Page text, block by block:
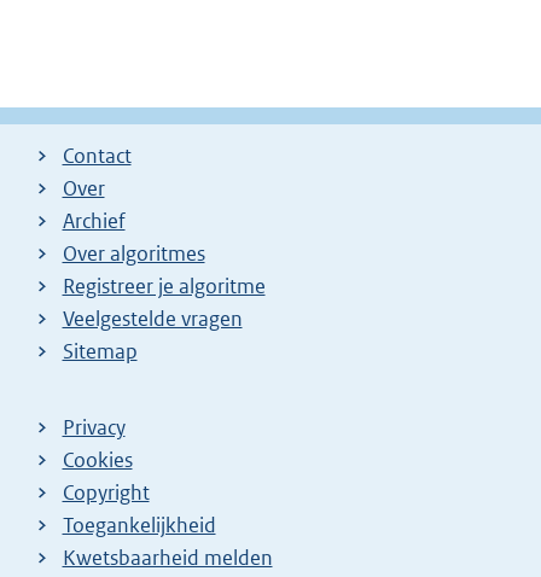
Contact
Over
Archief
Over algoritmes
Registreer je algoritme
Veelgestelde vragen
Sitemap
Privacy
Cookies
Copyright
Toegankelijkheid
Kwetsbaarheid melden